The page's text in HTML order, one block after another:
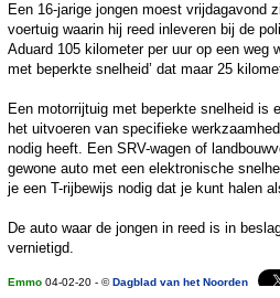
Een 16-jarige jongen moest vrijdagavond
voertuig waarin hij reed inleveren bij de
Aduard 105 kilometer per uur op een weg
met beperkte snelheid’ dat maar 25
Een motorrijtuig met beperkte snelheid is
het uitvoeren van specifieke
nodig heeft. Een SRV-wagen of
gewone auto met een elektronische
je een T-rijbewijs nodig dat je kunt halen
De auto waar de jongen in reed is in
vernietigd.
Emmo 04-02-20 - ©Dagblad van het Noorden